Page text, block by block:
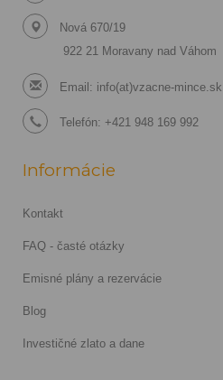
Nová 670/19
922 21 Moravany nad Váhom
Email: info(at)vzacne-mince.sk
Telefón: +421 948 169 992
Informácie
Kontakt
FAQ - časté otázky
Emisné plány a rezervácie
Blog
Investičné zlato a dane